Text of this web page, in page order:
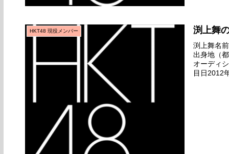
HKT48 現役メンバー 渕上舞
渕上舞名
出身地（
オーディ
目日2012